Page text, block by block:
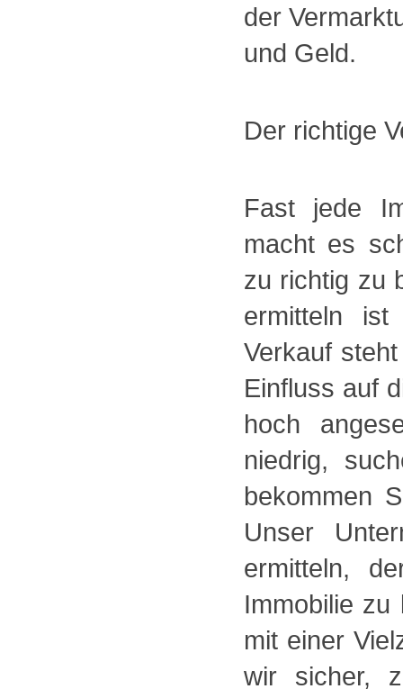
der
und Geld.
Der richtige
Fast jede
macht es
zu richtig zu
ermitteln ist
Verkauf
Einfluss auf
hoch
niedrig,
bekommen
Unser
ermitteln,
Immobilie
mit einer
wir sicher,